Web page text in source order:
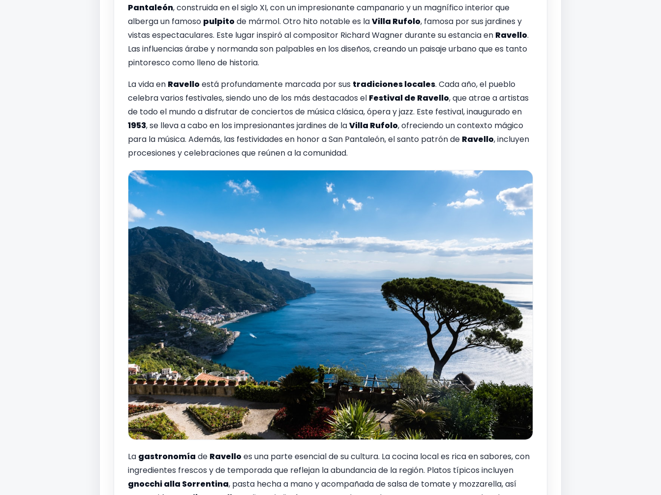
Pantaleón, construida en el siglo XI, con un impresionante campanario y un magnífico interior que
alberga un famoso pulpitode mármol. Otro hito notable es laVilla Rufolo, famosa por sus jardines y
vistas espectaculares. Este lugar inspiró al compositor Richard Wagner durante su estancia en Ravello.
Las influencias árabe y normanda son palpables en los diseños, creando un paisaje urbano que es tanto
pintoresco como lleno de historia.
La vida en Ravelloestá profundamente marcada por sus tradiciones locales. Cada año, el pueblo
celebra varios festivales, siendo uno de los más destacados el Festival de Ravello, que atrae a artistas
de todo el mundo a disfrutar de conciertos de música clásica, ópera y jazz. Este festival, inaugurado en
1953, se lleva a cabo en los impresionantes jardines de laVilla Rufolo, ofreciendo un contexto mágico
para la música. Además, las festividades en honor a San Pantaleón, el santo patrón de Ravello, incluyen
procesiones y celebraciones que reúnen a la comunidad.
La gastronomía de Ravelloes una parte esencial de su cultura. La cocina local es rica en sabores, con
ingredientes frescos y de temporada que reflejan la abundancia de la región. Platos típicos incluyen
gnocchi alla Sorrentina, pasta hecha a mano y acompañada de salsa de tomate y mozzarella, así